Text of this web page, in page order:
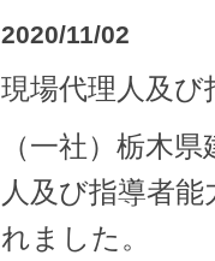
2020/11/02
現場代理人及び
（一社）栃木
人及び指導者
れました。